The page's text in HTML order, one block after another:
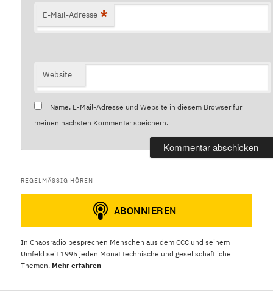
E-Mail-Adresse *
Website
Name, E-Mail-Adresse und Website in diesem Browser für
meinen nächsten Kommentar speichern.
REGELMÄSSIG HÖREN
In Chaosradio besprechen Menschen aus dem CCC und seinem
Umfeld seit 1995 jeden Monat technische und gesellschaftliche
Themen. Mehr erfahren